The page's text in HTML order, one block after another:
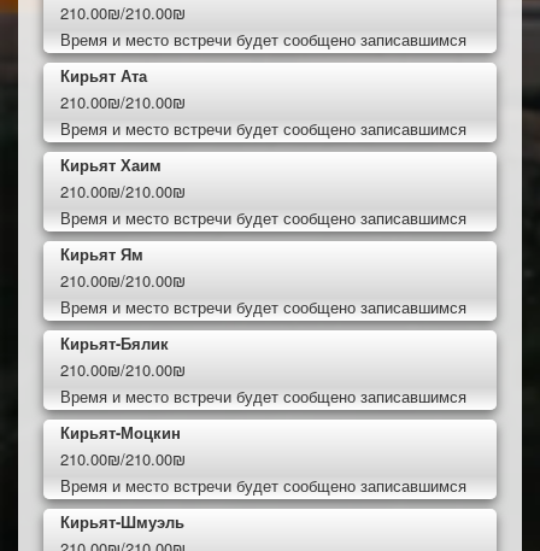
210.00₪/210.00₪
Время и место встречи будет сообщено записавшимся
Кирьят Ата
210.00₪/210.00₪
Время и место встречи будет сообщено записавшимся
Кирьят Хаим
210.00₪/210.00₪
Время и место встречи будет сообщено записавшимся
Кирьят Ям
210.00₪/210.00₪
Время и место встречи будет сообщено записавшимся
Кирьят-Бялик
210.00₪/210.00₪
Время и место встречи будет сообщено записавшимся
Кирьят-Моцкин
210.00₪/210.00₪
Время и место встречи будет сообщено записавшимся
Кирьят-Шмуэль